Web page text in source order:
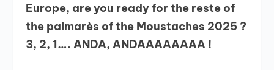
Europe, are you ready for the reste of
the palmarès of the Moustaches 2025 ?
3, 2, 1…. ANDA, ANDAAAAAAAA !